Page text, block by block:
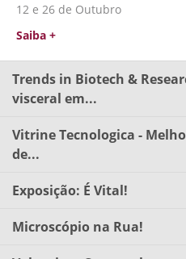
12 e 26 de Outubro
Saiba +
Trends in Biotech &
visceral em...
Vitrine Tecnologica -
de...
Exposição: É Vital!
Microscópio na Rua!